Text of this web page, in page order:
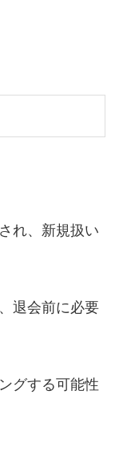
れ、新規扱い
退会前に必要
グする可能性